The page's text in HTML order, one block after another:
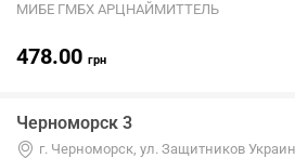
МИБЕ ГМБХ АРЦНАЙМИТТЕЛЬ
478.00 грн
Черноморск 3
г. Черноморск, ул. Защитников